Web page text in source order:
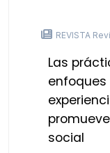
REVISTA
Las
social